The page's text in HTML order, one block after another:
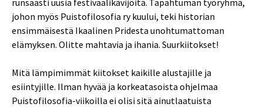
johon myös Puistofilosofia ry kuului, teki historian
ensimmäisestä Ikaalinen Pridesta unohtumattoman
elämyksen. Olitte mahtavia ja ihania. Suurkiitokset!
Mitä lämpimimmät kiitokset kaikille alustajille ja
esiintyjille. Ilman hyvää ja korkeatasoista ohjelmaa
Puistofilosofia-viikoilla ei olisi sitä ainutlaatuista